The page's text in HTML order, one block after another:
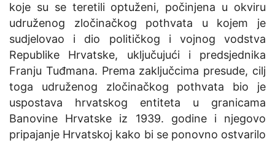
koje su se teretili optuženi, počinjena u okviru
udruženog zločinačkog pothvata u kojem je
sudjelovao i dio političkog i vojnog vodstva
Republike Hrvatske, uključujući i predsjednika
Franju Tuđmana. Prema zaključcima presude, cilj
toga udruženog zločinačkog pothvata bio je
uspostava hrvatskog entiteta u granicama
Banovine Hrvatske iz 1939. godine i njegovo
pripajanje Hrvatskoj kako bi se ponovno ostvarilo